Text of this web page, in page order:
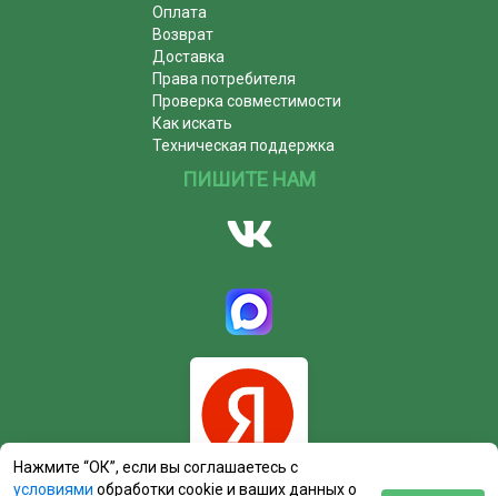
Оплата
Возврат
Доставка
Права потребителя
Проверка совместимости
Как искать
Техническая поддержка
ПИШИТЕ НАМ
Нажмите “ОК”, если вы соглашаетесь с
условиями обработки cookie и ваших данных о